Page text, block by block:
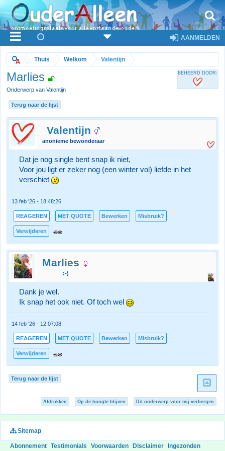
AANMELDEN
Thuis Welkom Valentijn
Marlies
Onderwerp van Valentijn
BEHEERD DOOR:
Terug naar de lijst
Valentijn
anonieme bewonderaar
Dat je nog single bent snap ik niet,
Voor jou ligt er zeker nog (een winter vol) liefde in het
verschiet
13 feb '26 - 18:48:26
REAGEREN MET QUOTE Bewerken Misbruik?
Verwijderen
Marlies
:-)
Dank je wel.
Ik snap het ook niet. Of toch wel
14 feb '26 - 12:07:08
REAGEREN MET QUOTE Bewerken Misbruik?
Verwijderen
Terug naar de lijst
Afdrukken Op de hoogte blijven Dit onderwerp voor mij verbergen
Sitemap
Abonnement Testimonials Voorwaarden Disclaimer Ingezonden